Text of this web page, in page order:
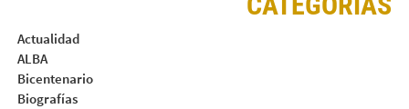
Actualidad
ALBA
Bicentenario
Biografías